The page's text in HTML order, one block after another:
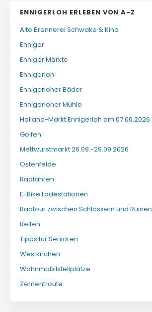
ENNIGERLOH ERLEBEN VON A-Z
Alte Brennerei Schwake & Kino
Enniger
Enniger Märkte
Ennigerloh
Ennigerloher Bäder
Ennigerloher Mühle
Holland-Markt Ennigerloh am 07.06.2026
Golfen
Mettwurstmarkt 26.09.-29.09.2026
Ostenfelde
Radfahren
E-Bike Ladestationen
Radtour zwischen Schlössern und Ruinen
Reiten
Tipps für Senioren
Westkirchen
Wohnmobilstellplätze
Zementroute